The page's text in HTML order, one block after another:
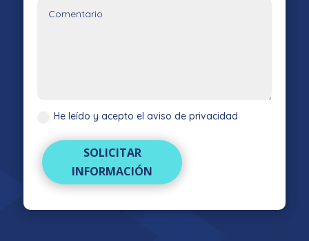
He leído y acepto el aviso de privacidad
SOLICITAR
INFORMACIÓN